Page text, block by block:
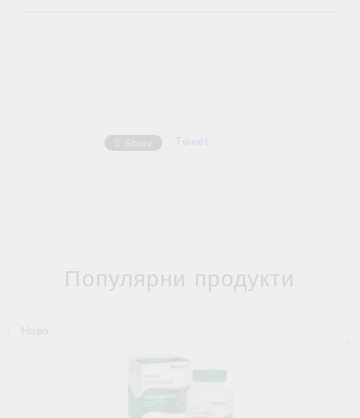
Share Tweet
Популярни продукти